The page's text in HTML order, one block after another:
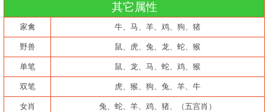
其它属性
家禽 牛、马、羊、鸡、狗、猪
野兽 鼠、虎、兔、龙、蛇、猴
单笔 鼠、龙、马、蛇、鸡、猴
双笔 虎、猴、狗、兔、羊、牛
女肖 兔、蛇、羊、鸡、猪、（五宫肖）